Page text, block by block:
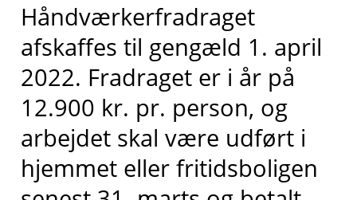
Håndværkerfradraget
afskaffes til gengæld 1. april
2022. Fradraget er i år på
12.900 kr. pr. person, og
arbejdet skal være udført i
hjemmet eller fritidsboligen